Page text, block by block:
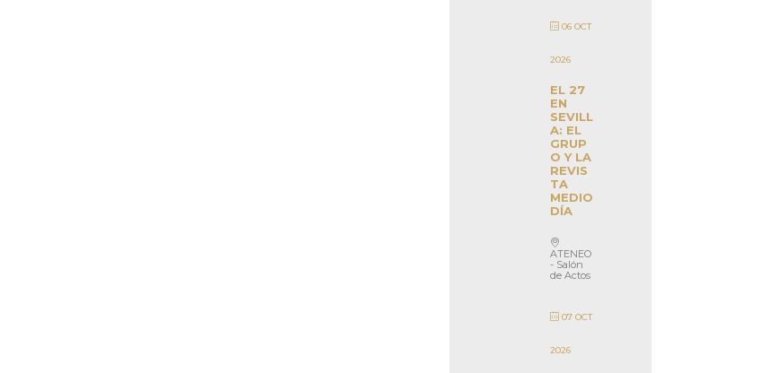
06 OCT
2026
EL 27
EN
SEVILL
A: EL
GRUP
O Y LA
REVIS
TA
MEDIO
DÍA
ATENEO
- Salón
de Actos
07 OCT
2026